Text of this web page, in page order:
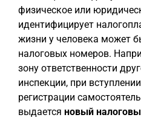
физическое или
идентифицирует
жизни у человека может
налоговых номеров.
зону ответственности
инспекции, при
регистрации
выдается новый